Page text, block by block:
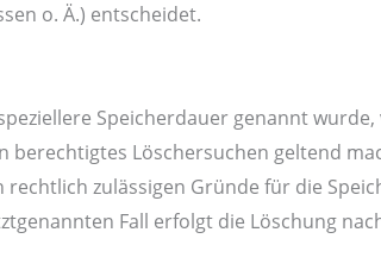
o. Ä.) entscheidet.
Speicherdauer genannt
berechtigtes Löschersuchen geltend
zulässigen Gründe für die
Fall erfolgt die Löschung